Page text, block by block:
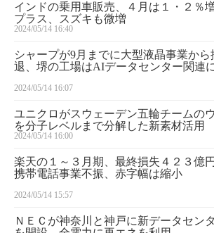
インドの乗用車販売、４月は１・２
プラス、スズキも微増
2024/05/14 16:40
シャープが9月までに大型液晶事業から
退、堺の工場はAIデータセンター関連
2024/05/14 16:07
ユニクロがスウェーデン五輪チーム
を分子レベルまで分解した新素材活用
2024/05/14 16:00
楽天の１～３月期、最終損失４２３億
携帯電話事業不振、赤字幅は縮小
2024/05/14 15:57
ＮＥＣが神奈川と神戸に新データセン